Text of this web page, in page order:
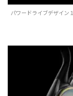
パワードライブデザイン１